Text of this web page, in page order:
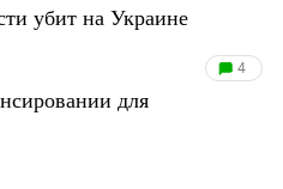
убит на Украине
4
для